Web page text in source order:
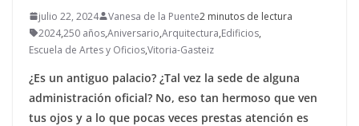
julio 22, 2024 Vanesa de la Puente2 minutos de lectura
2024,250 años,Aniversario,Arquitectura,Edificios,
Escuela de Artes y Oficios,Vitoria-Gasteiz
¿Es un antiguo palacio? ¿Tal vez la sede de alguna
administración oficial? No, eso tan hermoso que ven
tus ojos y a lo que pocas veces prestas atención es